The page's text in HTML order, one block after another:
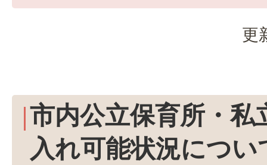
更
市内公立保育所・私
入れ可能状況につい